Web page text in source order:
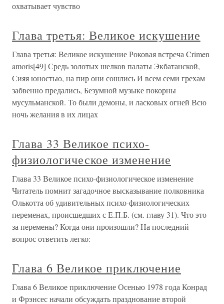
охватывает чувство
Глава третья: Великое искушение
Глава третья: Великое искушение Роковая встреча Crimen
amoris[49] Средь золотых шелков палаты Экбатанской,
Сияя юностью, на пир они сошлись И всем семи грехам
забвенно предались, Безумной музыке покорны
мусульманской. То были демоны, и ласковых огней Всю
ночь желания в их лицах
Глава 33 Великое психо-
физиологическое изменение
Глава 33 Великое психо-физиологическое изменение
Читатель помнит загадочное высказывание полковника
Олькотта об удивительных психо-физиологических
переменах, происшедших с Е.П.Б. (см. главу 31). Что это
за перемены? Когда они произошли? На последний
вопрос ответить легко:
Глава 6 Великое приключение
Глава 6 Великое приключение Осенью 1978 года Конрад
и Фрэнсес начали обсуждать празднование второй